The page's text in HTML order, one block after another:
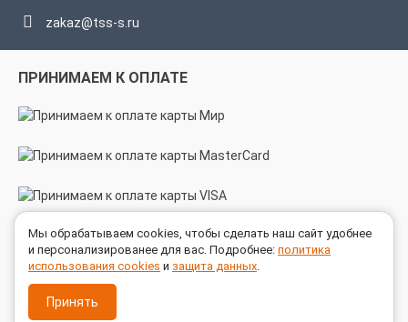
zakaz@tss-s.ru
ПРИНИМАЕМ К ОПЛАТЕ
МЫ В СОЦСЕТЯХ
Мы обрабатываем cookies, чтобы сделать наш сайт удобнее
и персонализированее для вас. Подробнее: политика
использования cookies и защита данных.
Принять